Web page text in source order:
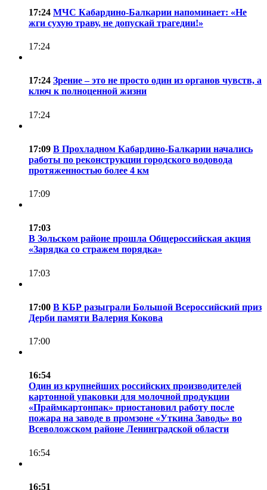
17:24 МЧС Кабардино-Балкарии напоминает: «Не
жги сухую траву, не допускай трагедии!»
17:24
17:24 Зрение – это не просто один из органов чувств, а
ключ к полноценной жизни
17:24
17:09 В Прохладном Кабардино-Балкарии начались
работы по реконструкции городского водовода
протяженностью более 4 км
17:09
17:03
В Зольском районе прошла Общероссийская акция
«Зарядка со стражем порядка»
17:03
17:00 В КБР разыграли Большой Всероссийский приз
Дерби памяти Валерия Кокова
17:00
16:54
Один из крупнейших российских производителей
картонной упаковки для молочной продукции
«Праймкартонпак» приостановил работу после
пожара на заводе в промзоне «Уткина Заводь» во
Всеволожском районе Ленинградской области
16:54
16:51